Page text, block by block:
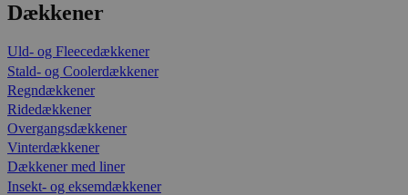
Dækkener
Uld- og Fleecedækkener
Stald- og Coolerdækkener
Regndækkener
Ridedækkener
Overgangsdækkener
Vinterdækkener
Dækkener med liner
Insekt- og eksemdækkener